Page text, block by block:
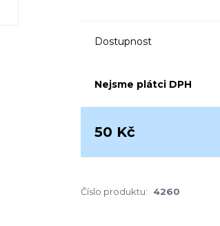
Dostupnost
Nejsme plátci DPH
50 Kč
Číslo produktu: 4260